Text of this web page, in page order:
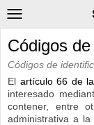
Códigos
Códigos de
El artículo 66 de
interesado
contener, entre
administrativa a